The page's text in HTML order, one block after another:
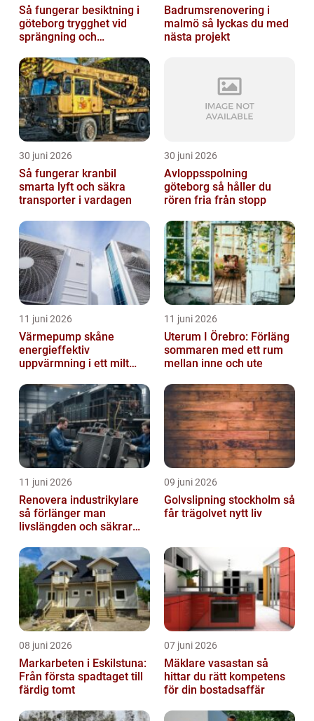
Så fungerar besiktning i
göteborg trygghet vid
sprängning och
Badrumsrenovering i
malmö så lyckas du med
nästa projekt
30 juni 2026
Så fungerar kranbil
smarta lyft och säkra
transporter i vardagen
30 juni 2026
Avloppsspolning
göteborg så håller du
rören fria från stopp
11 juni 2026
Värmepump skåne
energieffektiv
uppvärmning i ett milt
11 juni 2026
Uterum I Örebro: Förläng
sommaren med ett rum
mellan inne och ute
11 juni 2026
Renovera industrikylare
så förlänger man
livslängden och säkrar
09 juni 2026
Golvslipning stockholm så
får trägolvet nytt liv
08 juni 2026
Markarbeten i Eskilstuna:
Från första spadtaget till
färdig tomt
07 juni 2026
Mäklare vasastan så
hittar du rätt kompetens
för din bostadsaffär